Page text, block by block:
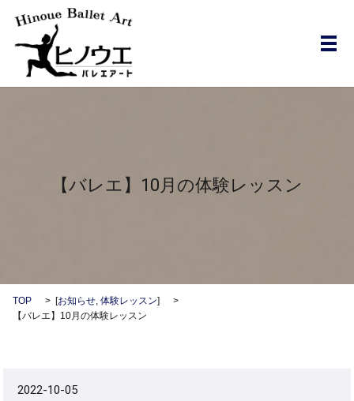
メ
【バレエ】10月の体験レッスン
TOP [お知らせ,体験レッスン]
【バレエ】10月の体験レッスン
2022-10-05